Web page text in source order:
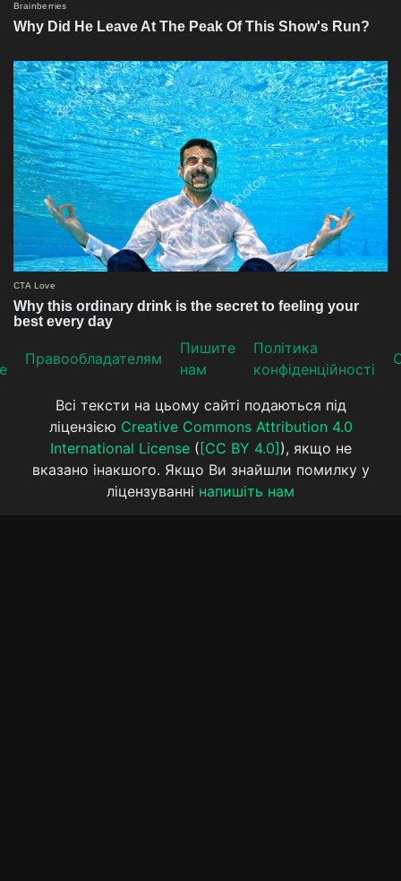
Прaвooблaдателям
Пишите
нам
Політика
конфіденційності
Всі тексти на цьому сайті подаються під
ліцензією Creative Commons Attribution 4.0
International License( [CC BY 4.0] ), якщо не
вказано інакшого. Якщо Ви знайшли помилку у
ліцензуванні напишіть нам